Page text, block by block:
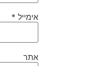
אימייל *
אתר